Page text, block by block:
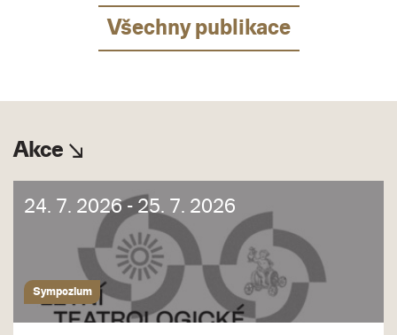
Všechny publikace
Akce
24. 7. 2026 - 25. 7. 2026
Sympozium